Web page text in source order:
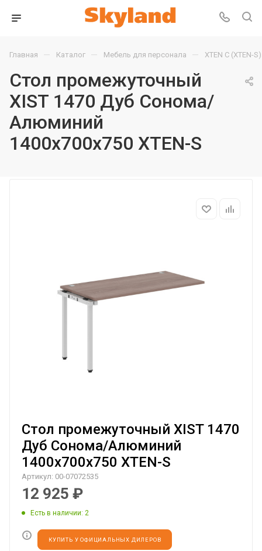
Главная — Каталог — Мебель для персонала — XTEN С (XTEN-S)
Стол промежуточный
XIST 1470 Дуб Сонома/
Алюминий
1400х700х750 XTEN-S
Стол промежуточный XIST 1470
Дуб Сонома/Алюминий
1400х700х750 XTEN-S
Артикул: 00-07072535
12 925 ₽
Есть в наличии: 2
КУПИТЬ У ОФИЦИАЛЬНЫХ ДИЛЕРОВ